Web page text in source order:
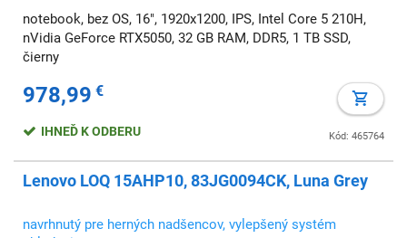
notebook, bez OS, 16", 1920x1200, IPS, Intel Core 5 210H,
nVidia GeForce RTX5050, 32 GB RAM, DDR5, 1 TB SSD,
čierny
978,99 €
Kód: 465764
IHNEĎ K ODBERU
Lenovo LOQ 15AHP10, 83JG0094CK, Luna Grey
navrhnutý pre herných nadšencov, vylepšený systém